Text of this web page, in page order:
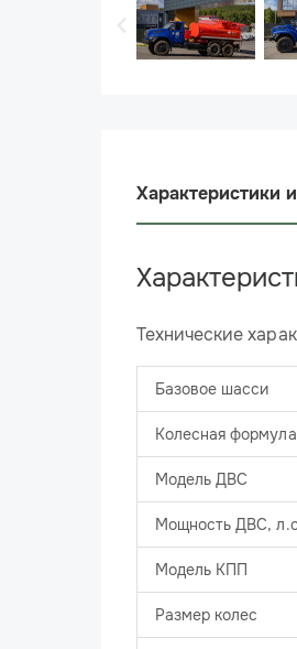
Характеристики
Технические
Базовое шасси
Колесная формула
Модель ДВС
Мощность ДВС,
Модель КПП
Размер колес